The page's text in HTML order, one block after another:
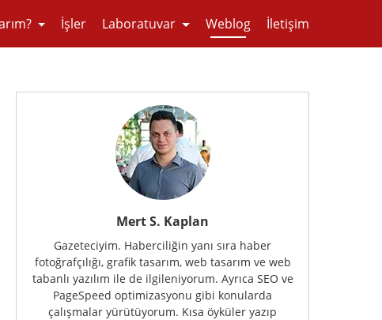
İşler Laboratuvar Weblog İletişim
Mert S. Kaplan
Gazeteciyim. Haberciliğin yanı sıra haber
fotoğrafçılığı, grafik tasarım, web tasarım ve web
tabanlı yazılım ile de ilgileniyorum. Ayrıca SEO ve
PageSpeed optimizasyonu gibi konularda
çalışmalar yürütüyorum. Kısa öyküler yazıp